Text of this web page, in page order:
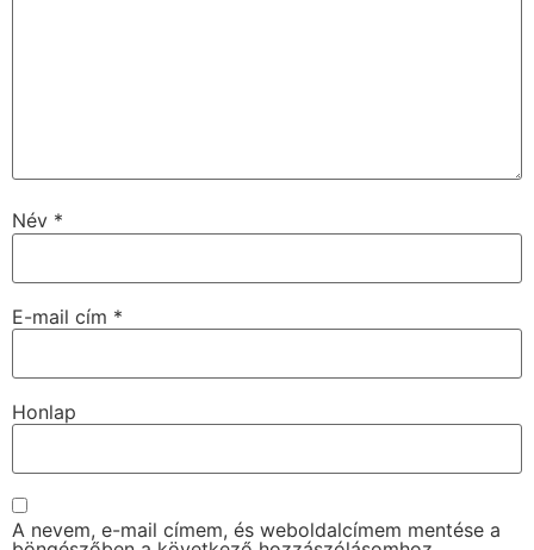
Név *
E-mail cím *
Honlap
A nevem, e-mail címem, és weboldalcímem mentése a